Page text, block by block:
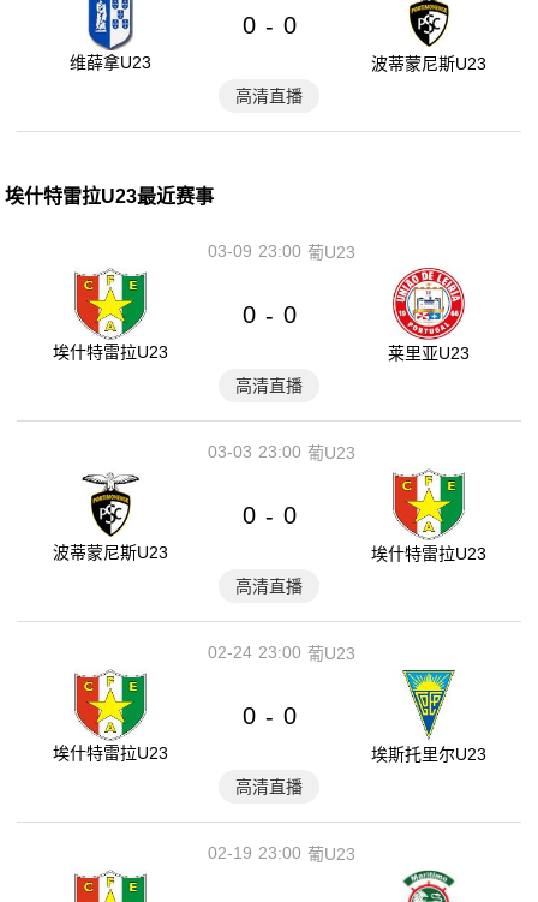
维薛拿U23
0 - 0
波蒂蒙尼斯U23
高清直播
埃什特雷拉U23最近赛事
23:00
03-09 葡U23
埃什特雷拉U23
0 - 0
莱里亚U23
高清直播
23:00
03-03 葡U23
波蒂蒙尼斯U23
0 - 0
埃什特雷拉U23
高清直播
23:00
02-24 葡U23
埃什特雷拉U23
0 - 0
埃斯托里尔U23
高清直播
23:00
02-19 葡U23